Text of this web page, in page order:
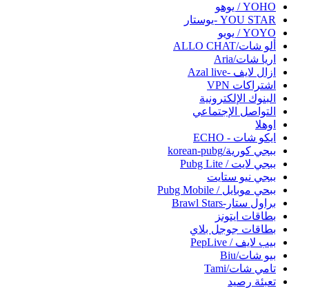
YOHO / يوهو
YOU STAR -يوستار
YOYO / يويو
ألو شات/ALLO CHAT
اريا شات/Aria
ازال لايف -Azal live
اشتراكات VPN
البنوك الإلكترونية
التواصل الإجتماعي
اوهلا
ايكو شات - ECHO
ببجي كورية/korean-pubg
ببجي لايت / Pubg Lite
ببجي نيو ستايت
ببحي موبايل / Pubg Mobile
براول ستار-Brawl Stars
بطاقات ايتونز
بطاقات جوجل بلاي
بيب لايف / PepLive
بيو شات/Biu
تامي شات/Tami
تعبئة رصيد